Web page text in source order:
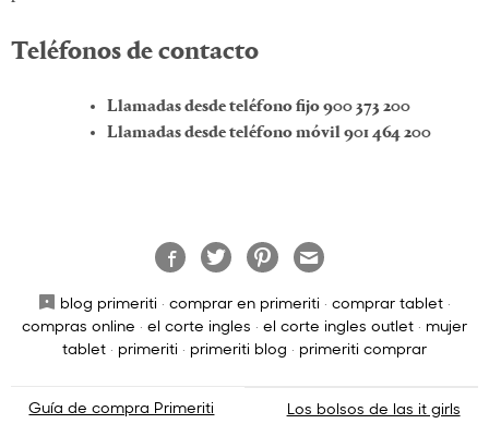
Teléfonos de contacto
Llamadas desde teléfono fijo 900 373 200
Llamadas desde teléfono móvil 901 464 200
blog primeriti · comprar en primeriti · comprar tablet ·
compras online · el corte ingles · el corte ingles outlet · mujer
tablet · primeriti · primeriti blog · primeriti comprar
Navegación
Guía de compra Primeriti Los bolsos de las it girls